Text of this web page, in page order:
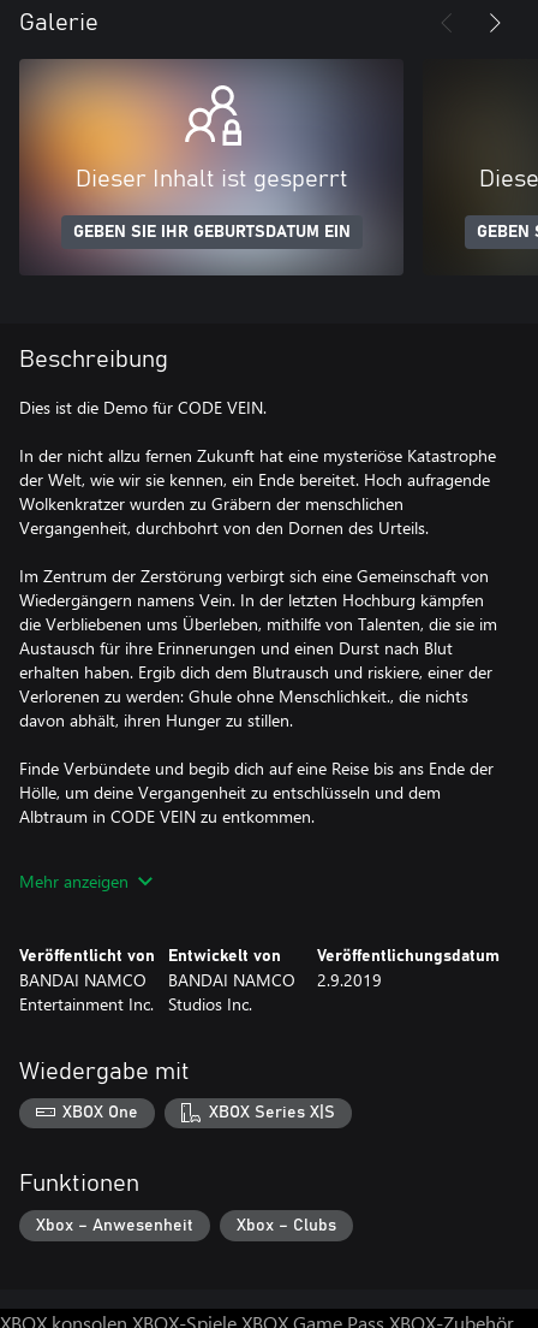
Galerie
Dieser Inhalt ist gesperrt
GEBEN SIE IHR GEBURTSDATUM EIN GEBEN
Beschreibung
Dies ist die Demo für CODE VEIN.
In der nicht allzu fernen Zukunft hat eine mysteriöse Katastrophe
der Welt, wie wir sie kennen, ein Ende bereitet. Hoch aufragende
Wolkenkratzer wurden zu Gräbern der menschlichen
Vergangenheit, durchbohrt von den Dornen des Urteils.
Im Zentrum der Zerstörung verbirgt sich eine Gemeinschaft von
Wiedergängern namens Vein. In der letzten Hochburg kämpfen
die Verbliebenen ums Überleben, mithilfe von Talenten, die sie im
Austausch für ihre Erinnerungen und einen Durst nach Blut
erhalten haben. Ergib dich dem Blutrausch und riskiere, einer der
Verlorenen zu werden: Ghule ohne Menschlichkeit., die nichts
davon abhält, ihren Hunger zu stillen.
Finde Verbündete und begib dich auf eine Reise bis ans Ende der
Hölle, um deine Vergangenheit zu entschlüsseln und dem
Albtraum in CODE VEIN zu entkommen.
Mehr anzeigen
Veröffentlicht von
BANDAI NAMCO
Entertainment Inc.
Entwickelt von
BANDAI NAMCO
Studios Inc.
Veröffentlichungsdatum
2.9.2019
Wiedergabe mit
XBOX One XBOX Series X|S
Funktionen
Xbox – Anwesenheit Xbox – Clubs
XBOX konsolen XBOX-SpieleXBOX Game Pass XBOX-Zubehör